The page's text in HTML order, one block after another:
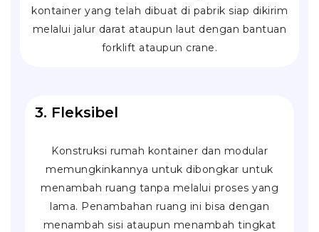
kontainer yang telah dibuat di pabrik siap dikirim
melalui jalur darat ataupun laut dengan bantuan
forklift ataupun crane.
3. Fleksibel
Konstruksi rumah kontainer dan modular
memungkinkannya untuk dibongkar untuk
menambah ruang tanpa melalui proses yang
lama. Penambahan ruang ini bisa dengan
menambah sisi ataupun menambah tingkat